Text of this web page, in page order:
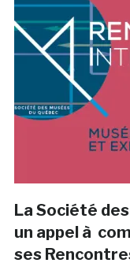
La Société
un appel à
ses